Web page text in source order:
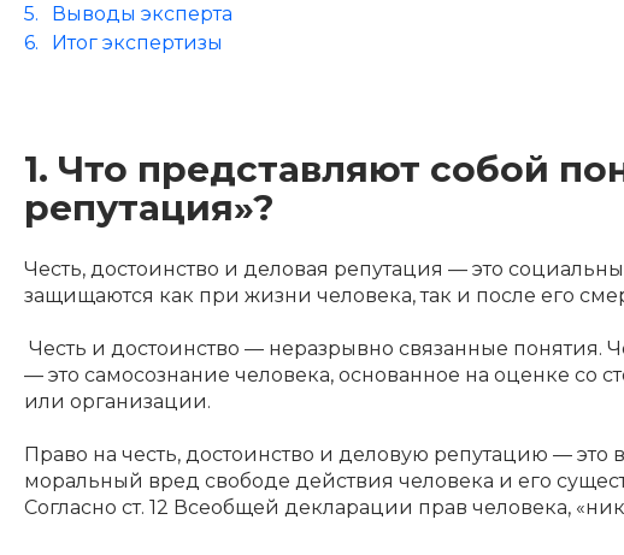
Выводы эксперта
Итог экспертизы
1. Что представляют собой
репутация»?
Честь, достоинство и деловая репутация — это
защищаются как при жизни человека, так и после его
Честь и достоинство — неразрывно связанные понятия.
— это самосознание человека, основанное на оценке со
или организации.
Право на честь, достоинство и деловую репутацию —
моральный вред свободе действия человека и его
Согласно ст. 12 Всеобщей декларации прав человека,